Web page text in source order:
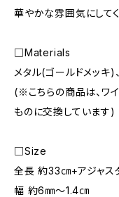
華やかな雰囲気にしてく
□Materials
メタル(ゴールドメッキ)
(※こちらの商品は、ワ
ものに交換しています)
□Size
全長 約33㎝+アジャス
幅 約6㎜〜1.4㎝